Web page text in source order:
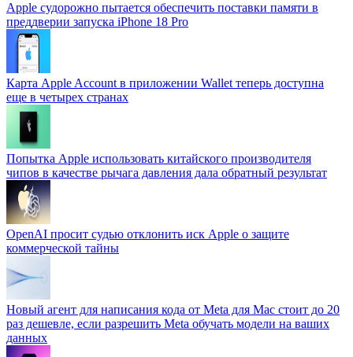
Apple судорожно пытается обеспечить поставки памяти в
преддверии запуска iPhone 18 Pro
Карта Apple Account в приложении Wallet теперь доступна
еще в четырех странах
Попытка Apple использовать китайского производителя
чипов в качестве рычага давления дала обратный результат
OpenAI просит судью отклонить иск Apple о защите
коммерческой тайны
Новый агент для написания кода от Meta для Mac стоит до 20
раз дешевле, если разрешить Meta обучать модели на ваших
данных